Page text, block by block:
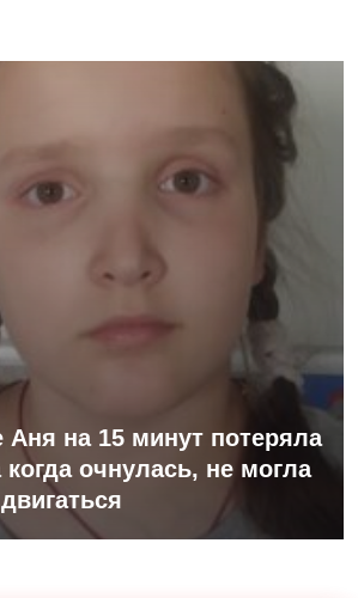
Аня на 15 минут потеряла
когда очнулась, не могла